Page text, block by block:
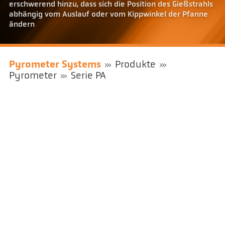
erschwerend hinzu, dass sich die Position des Gießstrahls
abhängig vom Auslauf oder vom Kippwinkel der Pfanne
ändern
Pyrometer Systems
Produkte
Pyrometer
Serie PA